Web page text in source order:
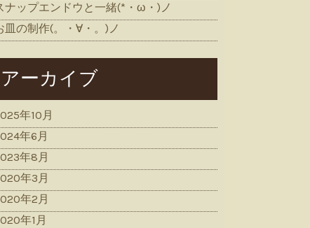
ナップエンドウと一緒(*・ω・)ノ
皿の制作(。・∀・。)ノ
アーカイブ
年10月
年6月
年8月
年3月
年2月
年1月